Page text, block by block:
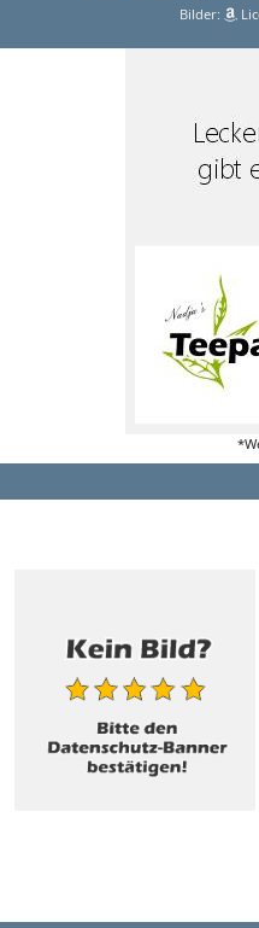
Bilder: